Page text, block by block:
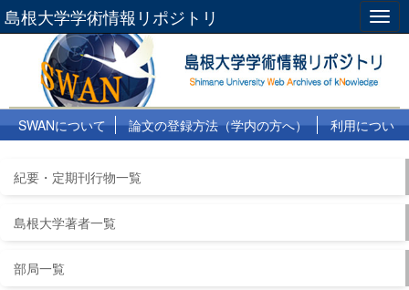
島根大学学術情報リポジトリ
SWANについて 論文の登録方法（学内の方へ）
利用につい
紀要・定期刊行物一覧
島根大学著者一覧
部局一覧